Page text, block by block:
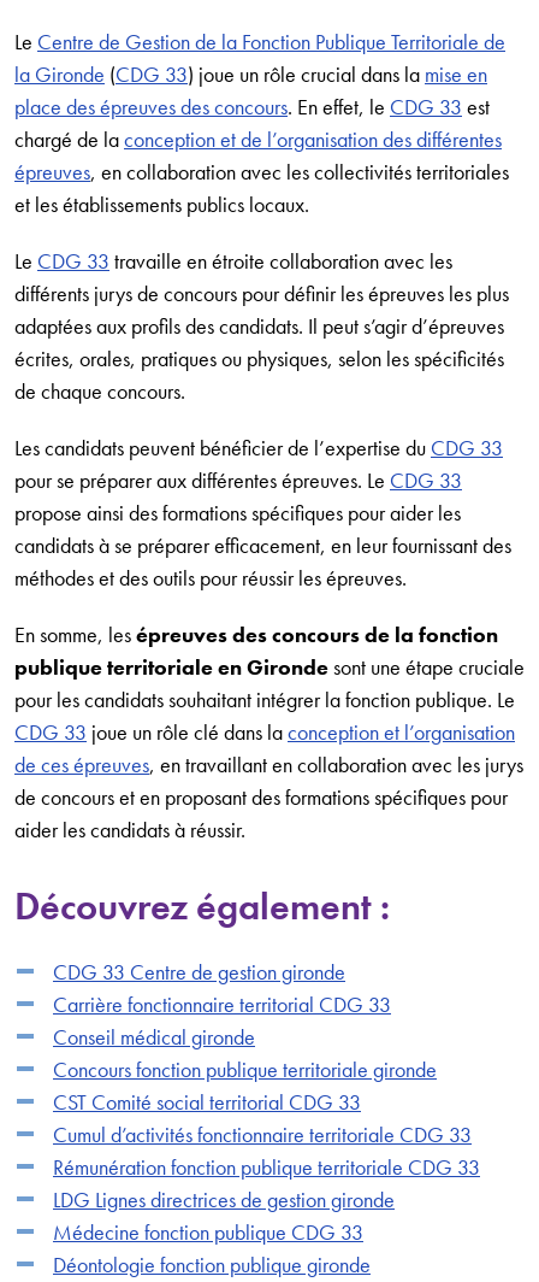
Le Centre de Gestion de la Fonction Publique Territoriale de
la Gironde (CDG 33) joue un rôle crucial dans la mise en
place des épreuves des concours. En effet, le CDG 33 est
chargé de laconception et de l’organisation des différentes
épreuves, en collaboration avec les collectivités territoriales
et les établissements publics locaux.
Le CDG 33 travaille en étroite collaboration avec les
différents jurys de concours pour définir les épreuves les plus
adaptées aux profils des candidats. Il peut s’agir d’épreuves
écrites, orales, pratiques ou physiques, selon les spécificités
de chaque concours.
Les candidats peuvent bénéficier de l’expertise du CDG 33
pour se préparer aux différentes épreuves. Le CDG 33
propose ainsi des formations spécifiques pour aider les
candidats à se préparer efficacement, en leur fournissant des
méthodes et des outils pour réussir les épreuves.
En somme, lesépreuves des concours de la fonction
publique territoriale en Girondesont une étape cruciale
pour les candidats souhaitant intégrer la fonction publique. Le
CDG 33 joue un rôle clé dans laconception et l’organisation
de ces épreuves, en travaillant en collaboration avec les jurys
de concours et en proposant des formations spécifiques pour
aider les candidats à réussir.
Découvrez également :
CDG 33 Centre de gestion gironde
Carrière fonctionnaire territorial CDG 33
Conseil médical gironde
Concours fonction publique territoriale gironde
CST Comité social territorial CDG 33
Cumul d’activités fonctionnaire territoriale CDG 33
Rémunération fonction publique territoriale CDG 33
LDG Lignes directrices de gestion gironde
Médecine fonction publique CDG 33
Déontologie fonction publique gironde